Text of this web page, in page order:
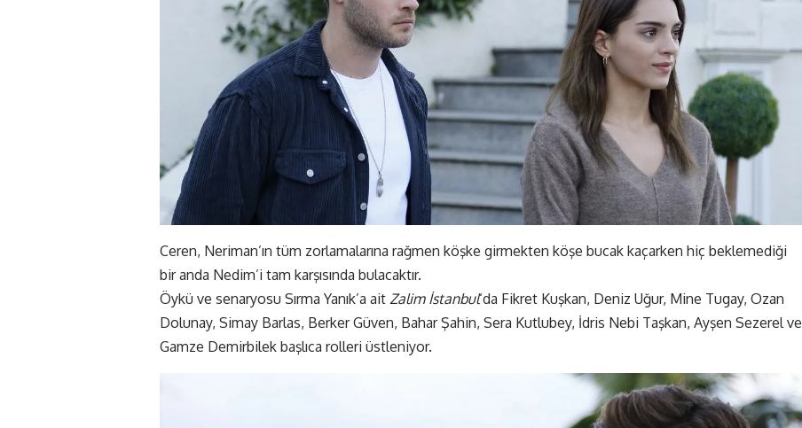
Ceren, Neriman’ın tüm zorlamalarına rağmen köşke girmekten köşe bucak kaçarken hiç beklemediği
bir anda Nedim’i tam karşısında bulacaktır.
Öykü ve senaryosu Sırma Yanık’a ait Zalim İstanbul‘da Fikret Kuşkan, Deniz Uğur, Mine Tugay, Ozan
Dolunay, Simay Barlas, Berker Güven, Bahar Şahin, Sera Kutlubey, İdris Nebi Taşkan, Ayşen Sezerel ve
Gamze Demirbilek başlıca rolleri üstleniyor.